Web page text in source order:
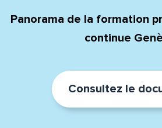
Panorama de la formation
continue
Consultez le